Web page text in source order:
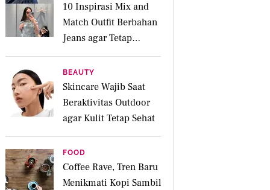
10 Inspirasi Mix and
Match Outfit Berbahan
Jeans agar Tetap
Tampil Stylish
BEAUTY
Skincare Wajib Saat
Beraktivitas Outdoor
agar Kulit Tetap Sehat
FOOD
Coffee Rave, Tren Baru
Menikmati Kopi Sambil